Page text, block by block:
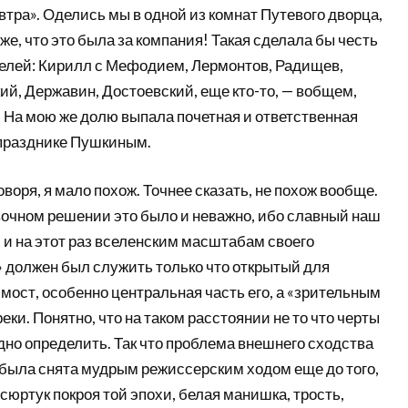
Оделись мы в одной из комнат Путевого дворца,
что это была за компания! Такая сделала бы честь
Кирилл с Мефодием, Лермонтов, Радищев,
Державин, Достоевский, еще кто-то, — вобщем,
мою же долю выпала почетная и ответственная
Пушкиным.
я мало похож. Точнее сказать, не похож вообще.
решении это было и неважно, ибо славный наш
на этот раз вселенским масштабам своего
должен был служить только что открытый для
особенно центральная часть его, а «зрительным
Понятно, что на таком расстоянии не то что черты
определить. Так что проблема внешнего сходства
снята мудрым режиссерским ходом еще до того,
покроя той эпохи, белая манишка, трость,